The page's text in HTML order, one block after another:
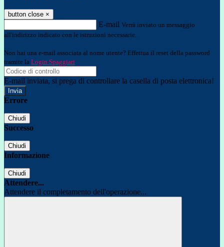
button close ×
E-mail Verrà inviato un messaggio
all'indirizzo indicato con le istruzioni necessarie.
Non hai una e-mail associata al nome utente? Effettua il reset della password
tramite la Login Spaggiari
E-mail inviata, si prega di controllare la casella di posta elettronica!
Errore
Chiudi
Successo
Chiudi
Informazione
Chiudi
Attendere...
Attendere il completamento dell'operazione...